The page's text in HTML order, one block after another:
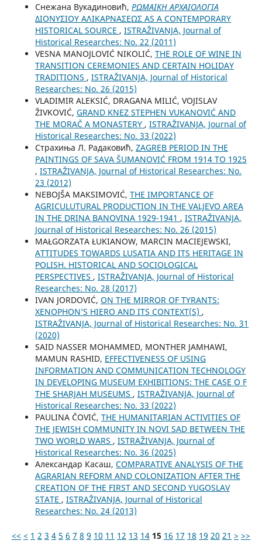
Снежана Вукадиновић, ΡΩΜΑΙΚΗ ΑΡΧΑΙΟΛΟΓΙΑ
ΔΙΟΝYΣΙΟY AΛΙΚΑΡΝΑΣΕΩΣ AS A CONTEMPORARY
HISTORICAL SOURCE , ISTRAŽIVANJA, Јournal of
Historical Researches: No. 22 (2011)
VESNA MANOJLOVIĆ NIKOLIĆ, THE ROLE OF WINE IN
TRANSITION CEREMONIES AND CERTAIN HOLIDAY
TRADITIONS , ISTRAŽIVANJA, Јournal of Historical
Researches: No. 26 (2015)
VLADIMIR ALEKSIĆ, DRAGANA MILIĆ, VOJISLAV
ŽIVKOVIĆ, GRAND KNEZ STEPHEN VUKANOVIĆ AND
THE MORAČ A MONASTERY , ISTRAŽIVANJA, Јournal of
Historical Researches: No. 33 (2022)
Страхиња Л. Радаковић, ZAGREB PERIOD IN THE
PAINTINGS OF SAVA ŠUMANOVIĆ FROM 1914 TO 1925
, ISTRAŽIVANJA, Јournal of Historical Researches: No.
23 (2012)
NEBOJŠA MAKSIMOVIĆ, THE IMPORTANCE OF
AGRICULUTURAL PRODUCTION IN THE VALJEVO AREA
IN THE DRINA BANOVINA 1929-1941 , ISTRAŽIVANJA,
Јournal of Historical Researches: No. 26 (2015)
MAŁGORZATA ŁUKIANOW, MARCIN MACIEJEWSKI,
ATTITUDES TOWARDS LUSATIA AND ITS HERITAGE IN
POLISH. HISTORICAL AND SOCIOLOGICAL
PERSPECTIVES , ISTRAŽIVANJA, Јournal of Historical
Researches: No. 28 (2017)
IVAN JORDOVIĆ, ON THE MIRROR OF TYRANTS:
XENOPHON’S HIERO AND ITS CONTEXT(S) ,
ISTRAŽIVANJA, Јournal of Historical Researches: No. 31
(2020)
SAID NASSER MOHAMMED, MONTHER JAMHAWI,
MAMUN RASHID, EFFECTIVENESS OF USING
INFORMATION AND COMMUNICATION TECHNOLOGY
IN DEVELOPING MUSEUM EXHIBITIONS: THE CASE O F
THE SHARJAH MUSEUMS , ISTRAŽIVANJA, Јournal of
Historical Researches: No. 33 (2022)
PAULINA ČOVIĆ, THE HUMANITARIAN ACTIVITIES OF
THE JEWISH COMMUNITY IN NOVI SAD BETWEEN THE
TWO WORLD WARS , ISTRAŽIVANJA, Јournal of
Historical Researches: No. 36 (2025)
Александар Касаш, COMPARATIVE ANALYSIS OF THE
AGRARIAN REFORM AND COLONIZATION AFTER THE
CREATION OF THE FIRST AND SECOND YUGOSLAV
STATE , ISTRAŽIVANJA, Јournal of Historical
Researches: No. 24 (2013)
<< < 1 2 3 4 5 6 7 8 9 10 11 12 13 14 15 16 17 18 19 20 21 > >>